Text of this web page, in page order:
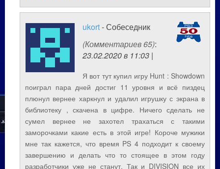
ukort- Собеседник
(Комментариев 65):
23.02.2020 в 11:03 |
Я вот тут купил игру Hunt : Showdown
поиграл пара дней достиг 11 уровня и всё пиздец
плюнул вернее харкнул и удалил игрушку с экрана в
библиотеку , скачена в цифре. Ничего сделать не
сумел вернее не захотел трахаться с такими
заморочками какие есть в этой игре! Короче мужики
мне так кажется, что время PS 4 подходит к своему
завершению и делать что то стоящее в этом году
разработчики уже не станут. Так и DIVISION все их